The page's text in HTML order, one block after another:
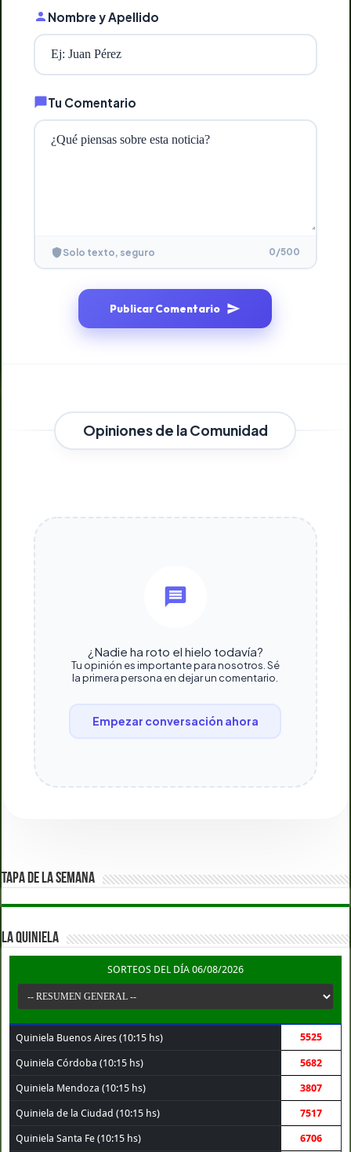
Nombre y Apellido
Tu Comentario
Solo texto, seguro 0/500
Publicar Comentario
Opiniones de la Comunidad
¿Nadie ha roto el hielo todavía?
Tu opinión es importante para nosotros. Sé
la primera persona en dejar un comentario.
Empezar conversación ahora
TAPA DE LA SEMANA
LA QUINIELA
SORTEOS DEL DÍA 06/08/2026
Quiniela Buenos Aires (10:15 hs) 5525
Quiniela Córdoba (10:15 hs) 5682
Quiniela Mendoza (10:15 hs) 3807
Quiniela de la Ciudad (10:15 hs) 7517
Quiniela Santa Fe (10:15 hs) 6706